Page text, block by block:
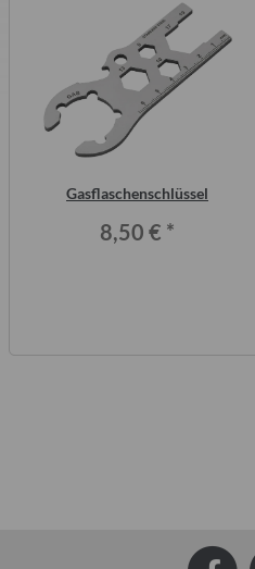
Gasflaschenschlüssel
8,50 € *